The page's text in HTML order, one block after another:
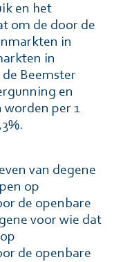
en het
om de door de
in
in
Beemster
en
worden per 1
van degene
op
de openbare
voor wie dat
de openbare